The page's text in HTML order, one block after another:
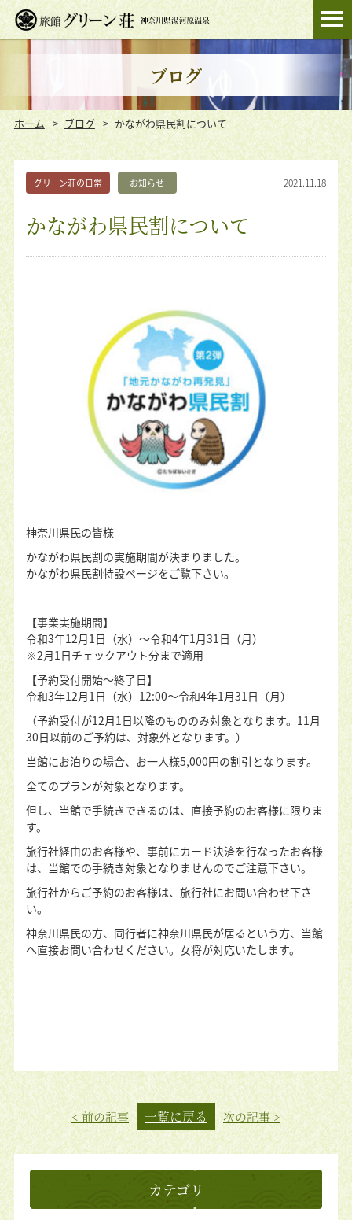
ブログ
ホーム ブログ かながわ県民割について
グリーン荘の日常 お知らせ 2021.11.18
かながわ県民割について
神奈川県民の皆様
かながわ県民割の実施期間が決まりました。
かながわ県民割特設ページをご覧下さい。
【事業実施期間】
令和3年12月1日（水）〜令和4年1月31日（月）
※2月1日チェックアウト分まで適用
【予約受付開始〜終了日】
令和3年12月1日（水）12:00〜令和4年1月31日（月）
（予約受付が12月1日以降のもののみ対象となります。11月
30日以前のご予約は、対象外となります。）
当館にお泊りの場合、お一人様5,000円の割引となります。
全てのプランが対象となります。
但し、当館で手続きできるのは、直接予約のお客様に限りま
す。
旅行社経由のお客様や、事前にカード決済を行なったお客様
は、当館での手続き対象となりませんのでご注意下さい。
旅行社からご予約のお客様は、旅行社にお問い合わせ下さ
い。
神奈川県民の方、同行者に神奈川県民が居るという方、当館
へ直接お問い合わせください。女将が対応いたします。
< 前の記事 一覧に戻る 次の記事 >
カテゴリ